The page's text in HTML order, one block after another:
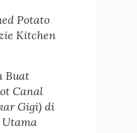
Potato
Kitchen
Buat
Canal
Gigi) di